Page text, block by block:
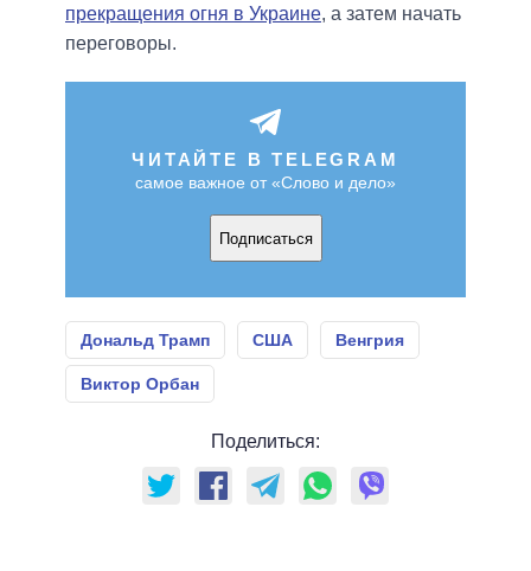
прекращения огня в Украине, а затем начать
переговоры.
ЧИТАЙТЕ В TELEGRAM
самое важное от «Слово и дело»
Подписаться
Дональд Трамп США Венгрия
Виктор Орбан
Поделиться: